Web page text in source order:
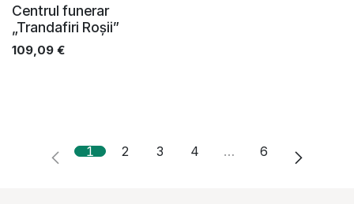
Centrul funerar
„Trandafiri Roșii”
109,09 €
1 2 3 4 … 6